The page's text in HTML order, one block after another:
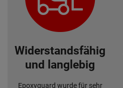
Widerstandsfähig
und langlebig
Epoxyguard wurde für sehr